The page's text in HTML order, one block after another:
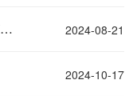
打造智慧工地新标杆：山东引领5G+AI智慧工地 2024-08-21
2024-10-17